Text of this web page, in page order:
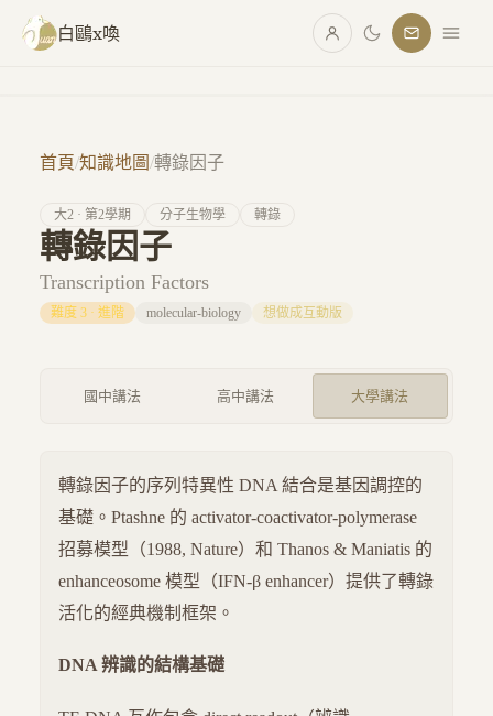
跳至主要內容
白鷗x喚
首頁/知識地圖/轉錄因子
大2 · 第2學期 分子生物學 轉錄
轉錄因子
Transcription Factors
難度 3 · 進階 molecular-biology 想做成互動版
國中講法 高中講法 大學講法
轉錄因子的序列特異性 DNA 結合是基因調控的
基礎。Ptashne 的 activator-coactivator-polymerase
招募模型（1988, Nature）和 Thanos & Maniatis 的
enhanceosome 模型（IFN-β enhancer）提供了轉錄
活化的經典機制框架。
DNA 辨識的結構基礎